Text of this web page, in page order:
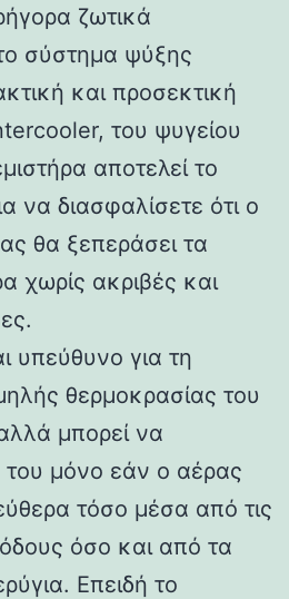
ζωτικά
σύστημα ψύξης
και προσεκτική
του ψυγείου
αποτελεί το
να διασφαλίσετε ότι ο
θα ξεπεράσει τα
χωρίς ακριβές και
υπεύθυνο για τη
θερμοκρασίας του
μπορεί να
του μόνο εάν ο αέρας
τόσο μέσα από τις
όσο και από τα
Επειδή το